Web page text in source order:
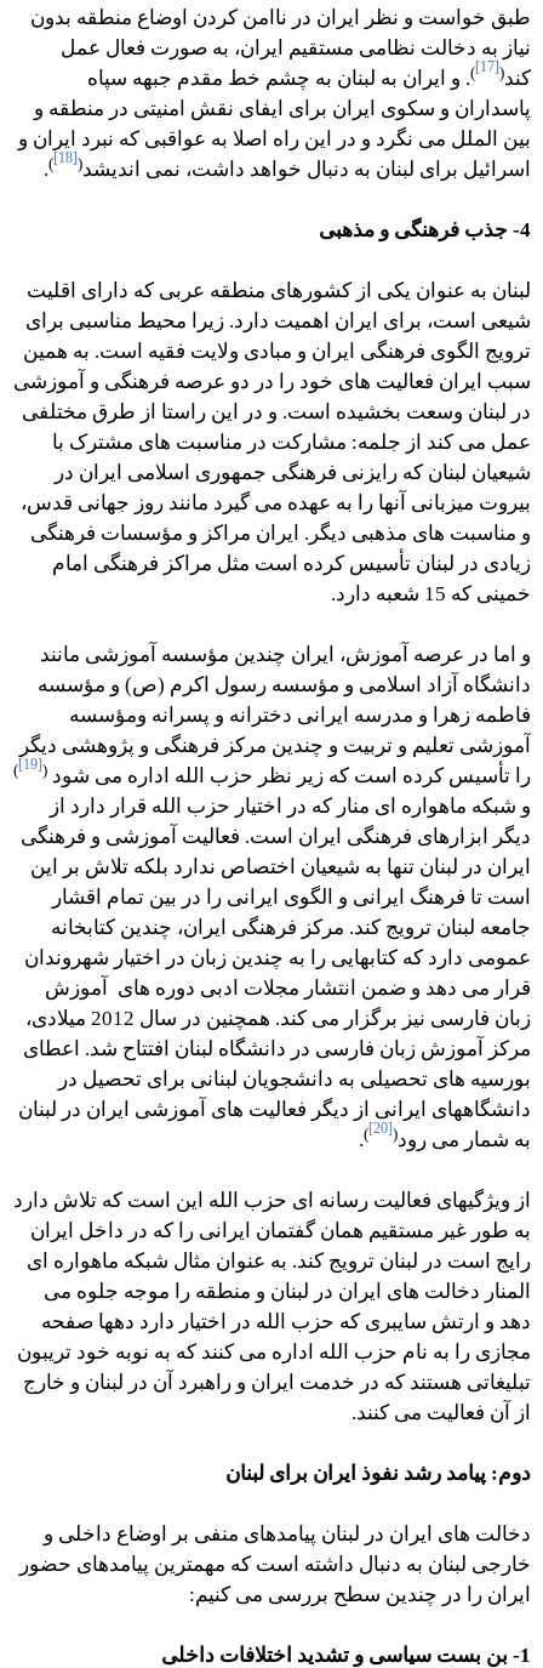
طبق خواست و نظر ایران در ناامن کردن اوضاع منطقه بدون
نیاز به دخالت نظامی مستقیم ایران، به صورت فعال عمل
کند(
[17]
). و ایران به لبنان به چشم خط مقدم جبهه سپاه
پاسداران و سکوی ایران برای ایفای نقش امنیتی در منطقه و
بین الملل می نگرد و در این راه اصلا به عواقبی که نبرد ایران و
اسرائیل برای لبنان به دنبال خواهد داشت، نمی اندیشد(
[18]
)
.
4- جذب فرهنگی و مذهبی
لبنان به عنوان یکی از کشورهای منطقه عربی که دارای اقلیت
شیعی است، برای ایران اهمیت دارد. زیرا محیط مناسبی برای
ترویج الگوی فرهنگی ایران و مبادی ولایت فقیه است. به همین
سبب ایران فعالیت های خود را در دو عرصه فرهنگی و آموزشی
در لبنان وسعت بخشیده است. و در این راستا از طرق مختلفی
عمل می کند از جلمه: مشارکت در مناسبت های مشترک با
شیعیان لبنان که رایزنی فرهنگی جمهوری اسلامی ایران در
بیروت میزبانی آنها را به عهده می گیرد مانند روز جهانی قدس،
و مناسبت های مذهبی دیگر. ایران مراکز و مؤسسات فرهنگی
زیادی در لبنان تأسیس کرده است مثل مراکز فرهنگی امام
خمینی که 15 شعبه دارد.
و اما در عرصه آموزش، ایران چندین مؤسسه آموزشی مانند
دانشگاه آزاد اسلامی و مؤسسه رسول اکرم (ص) و مؤسسه
فاطمه زهرا و مدرسه ایرانی دخترانه و پسرانه ومؤسسه
آموزشی تعلیم و تربیت و چندین مرکز فرهنگی و پژوهشی دیگر
را تأسیس کرده است که زیر نظر حزب الله اداره می شود (
[19]
)
و شبکه ماهواره ای منار که در اختیار حزب الله قرار دارد از
دیگر ابزارهای فرهنگی ایران است. فعالیت آموزشی و فرهنگی
ایران در لبنان تنها به شیعیان اختصاص ندارد بلکه تلاش بر این
است تا فرهنگ ایرانی و الگوی ایرانی را در بین تمام اقشار
جامعه لبنان ترویج کند. مرکز فرهنگی ایران، چندین کتابخانه
عمومی دارد که کتابهایی را به چندین زبان در اختیار شهروندان
قرار می دهد و ضمن انتشار مجلات ادبی دوره های آموزش
زبان فارسی نیز برگزار می کند. همچنین در سال 2012 میلادی،
مرکز آموزش زبان فارسی در دانشگاه لبنان افتتاح شد. اعطای
بورسیه های تحصیلی به دانشجویان لبنانی برای تحصیل در
دانشگاههای ایرانی از دیگر فعالیت های آموزشی ایران در لبنان
به شمار می رود(
[20]
)
.
از ویژگیهای فعالیت رسانه ای حزب الله این است که تلاش دارد
به طور غیر مستقیم همان گفتمان ایرانی را که در داخل ایران
رایج است در لبنان ترویج کند. به عنوان مثال شبکه ماهواره ای
المنار دخالت های ایران در لبنان و منطقه را موجه جلوه می
دهد و ارتش سایبری که حزب الله در اختیار دارد دهها صفحه
مجازی را به نام حزب الله اداره می کنند که به نوبه خود تریبون
تبلیغاتی هستند که در خدمت ایران و راهبرد آن در لبنان و خارج
از آن فعالیت می کنند.
دوم: پیامد رشد نفوذ ایران برای لبنان
دخالت های ایران در لبنان پیامدهای منفی بر اوضاع داخلی و
خارجی لبنان به دنبال داشته است که مهمترین پیامدهای حضور
ایران را در چندین سطح بررسی می کنیم:
1- بن بست سیاسی و تشدید اختلافات داخلی